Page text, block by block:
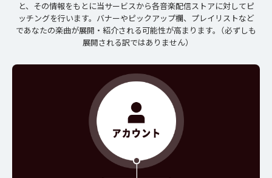
と、その情報をもとに当サービスから各音楽配信ストアに対してピ
ッチングを行います。バナーやピックアップ欄、プレイリストなど
であなたの楽曲が展開・紹介される可能性が高まります。（必ずしも
展開される訳ではありません）